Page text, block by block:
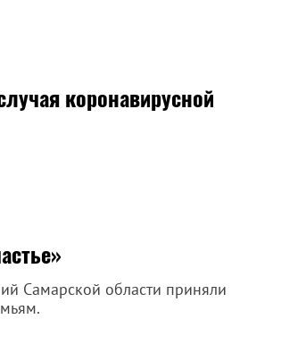
коронавирусной
Самарской области приняли